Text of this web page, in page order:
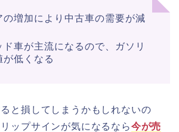
の増加により中古車の需要が減
ド車が主流になるので、ガソリ
が低くなる
と損してしまうかもしれないの
ップサインが気になるなら今が売